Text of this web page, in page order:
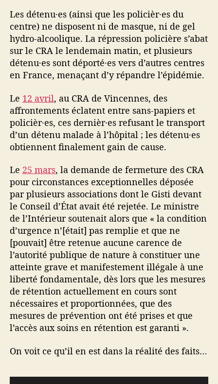
Les détenu·es (ainsi que les policièr·es du
centre) ne disposent ni de masque, ni de gel
hydro-alcoolique. La répression policière s’abat
sur le CRA le lendemain matin, et plusieurs
détenu·es sont déporté·es vers d’autres centres
en France, menaçant d’y répandre l’épidémie.
Le 12 avril, au CRA de Vincennes, des
affrontements éclatent entre sans-papiers et
policièr·es, ces dernièr·es refusant le transport
d’un détenu malade à l’hôpital ; les détenu·es
obtiennent finalement gain de cause.
Le 25 mars, la demande de fermeture des CRA
pour circonstances exceptionnelles déposée
par plusieurs associations dont le Gisti devant
le Conseil d’État avait été rejetée. Le ministre
de l’Intérieur soutenait alors que « la condition
d’urgence n’[était] pas remplie et que ne
[pouvait] être retenue aucune carence de
l’autorité publique de nature à constituer une
atteinte grave et manifestement illégale à une
liberté fondamentale, dès lors que les mesures
de rétention actuellement en cours sont
nécessaires et proportionnées, que des
mesures de prévention ont été prises et que
l’accès aux soins en rétention est garanti ».
On voit ce qu’il en est dans la réalité des faits…